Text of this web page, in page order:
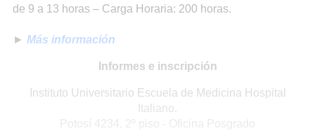
de 9 a 13 horas – Carga Horaria: 200 horas.
► Más información
Informes e inscripción
Instituto Universitario Escuela de Medicina Hospital
Italiano.